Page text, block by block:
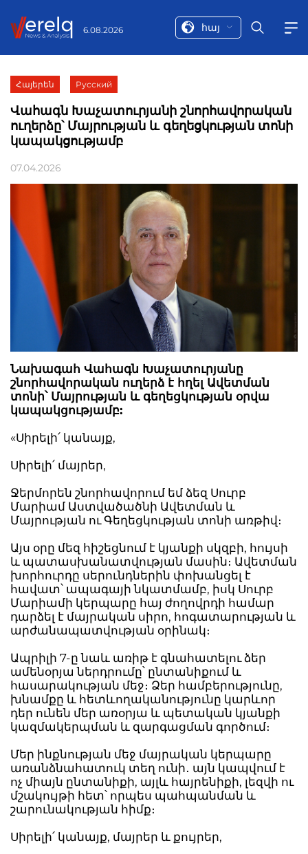
6.08.2026 հայ
Հայերեն Русский
Վահագն Խաչատուրյանի շնորհավորական
ուղերձը՝ Մայրության և գեղեցկության տոնի
կապակցությամբ
07.04.2026
Նախագահ Վահագն Խաչատուրյանը
շնորհավորական ուղերձ է հղել Ավետման
տոնի՝ Մայրության և գեղեցկության օրվա
կապակցությամբ:
«Սիրելի՛ կանայք,
Սիրելի՛ մայրեր,
Ջերմորեն շնորհավորում եմ ձեզ Սուրբ
Մարիամ Աստվածածնի Ավետման և
Մայրության ու Գեղեցկության տոնի առթիվ։
Այս օրը մեզ հիշեցնում է կյանքի սկզբի, հույսի
և պատասխանատվության մասին։ Ավետման
խորհուրդը սերունդներին փոխանցել է
հավատ՝ ապագայի նկատմամբ, իսկ Սուրբ
Մարիամի կերպարը հայ ժողովրդի համար
դարձել է մայրական սիրո, հոգատարության և
արժանապատվության օրինակ։
Ապրիլի 7-ը նաև առիթ է գնահատելու ձեր
ամենօրյա ներդրումը՝ ընտանիքում և
հասարակության մեջ։ Ձեր համբերությունը,
խնամքը և հետևողականությունը կարևոր
դեր ունեն մեր առօրյա և պետական կյանքի
կազմակերպման և զարգացման գործում։
Մեր ինքնության մեջ մայրական կերպարը
առանձնահատուկ տեղ ունի․ այն կապվում է
ոչ միայն ընտանիքի, այլև հայրենիքի, լեզվի ու
մշակույթի հետ՝ որպես պահպանման և
շարունակության հիմք։
Սիրելի՛ կանայք, մայրեր և քույրեր,